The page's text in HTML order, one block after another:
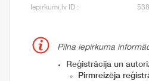
Iepirkumi.lv ID :
Pilna iepirkuma
Reģistrācija un
Pirmreizēja